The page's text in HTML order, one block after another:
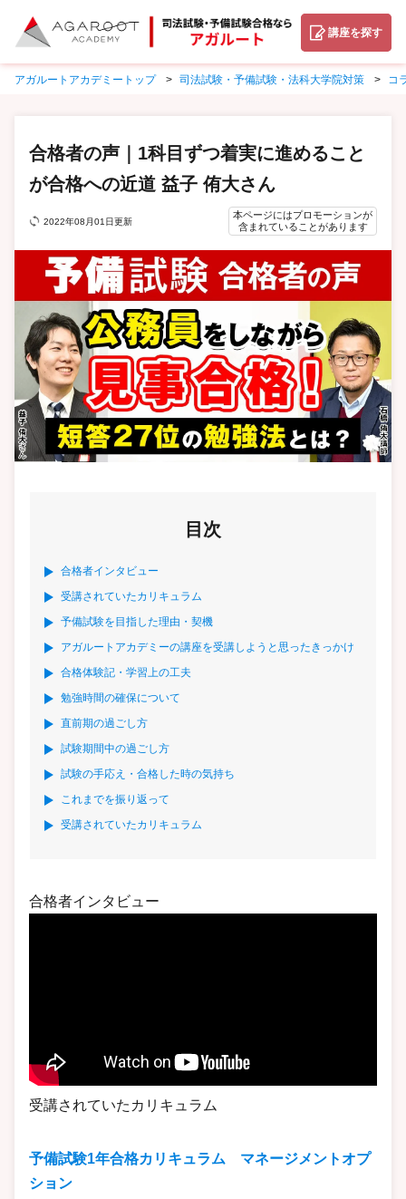
講座を探す
アガルートアカデミートップ 司法試験・予備試験・法科大学院対策 コ
合格者の声｜1科目ずつ着実に進めること
が合格への近道 益子 侑大さん
2022年08月01日更新
本ページにはプロモーションが
含まれていることがあります
目次
合格者インタビュー
受講されていたカリキュラム
予備試験を目指した理由・契機
アガルートアカデミーの講座を受講しようと思ったきっかけ
合格体験記・学習上の工夫
勉強時間の確保について
直前期の過ごし方
試験期間中の過ごし方
試験の手応え・合格した時の気持ち
これまでを振り返って
受講されていたカリキュラム
合格者インタビュー
受講されていたカリキュラム
予備試験1年合格カリキュラム マネージメントオプ
ション